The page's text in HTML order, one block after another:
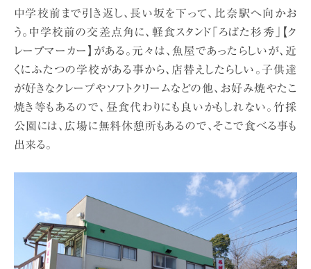
中学校前まで引き返し、長い坂を下って、比奈駅へ向かお
う。中学校前の交差点角に、軽食スタンド「ろばた杉秀」【ク
レープマーカー】がある。元々は、魚屋であったらしいが、近
くにふたつの学校がある事から、店替えしたらしい。子供達
が好きなクレープやソフトクリームなどの他、お好み焼やたこ
焼き等もあるので、昼食代わりにも良いかもしれない。竹採
公園には、広場に無料休憩所もあるので、そこで食べる事も
出来る。